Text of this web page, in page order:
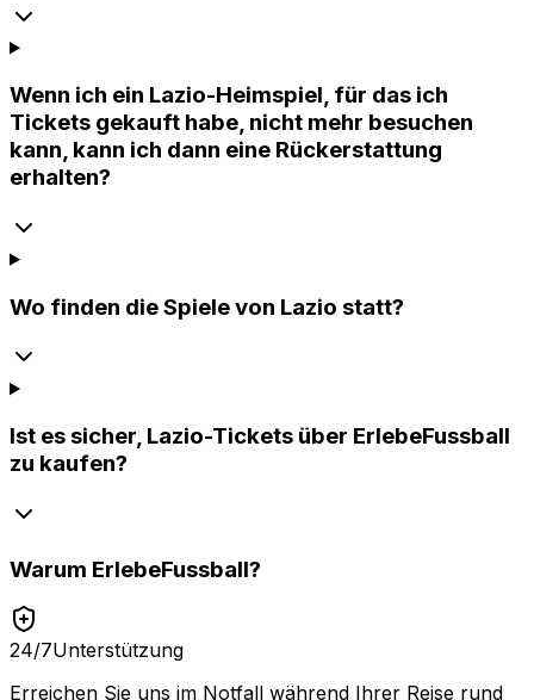
Wenn ich ein Lazio-Heimspiel, für das ich
Tickets gekauft habe, nicht mehr besuchen
kann, kann ich dann eine Rückerstattung
erhalten?
Wo finden die Spiele von Lazio statt?
Ist es sicher, Lazio-Tickets über ErlebeFussball
zu kaufen?
Warum ErlebeFussball?
24/7Unterstützung
Erreichen Sie uns im Notfall während Ihrer Reise rund